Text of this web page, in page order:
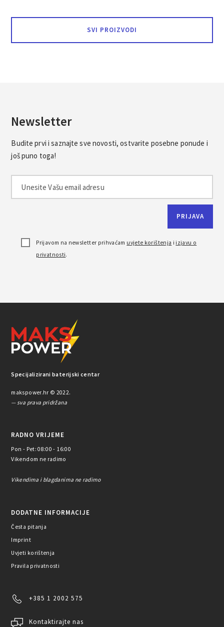
SVI PROIZVODI
Newsletter
Budite prvi i saznajte sve novosti, ostvarite posebne ponude i
još puno toga!
Prijavom na newsletter prihvaćam uvjete korištenja i izjavu o
privatnosti.
Specijalizirani baterijski centar
makspower.hr © 2022.
— sva prava pridržana
RADNO VRIJEME
Pon - Pet: 08:00 - 16:00
Vikendom ne radimo
Vikendima i blagdanima ne radimo
DODATNE INFORMACIJE
Česta pitanja
Imprint
Uvjeti korištenja
Pravila privatnosti
+385 1 2002 575
Kontaktirajte nas